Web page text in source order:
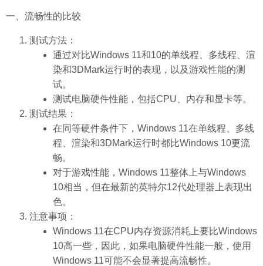
一、流畅性的比较
测试方法：
通过对比Windows 11和10的单线程、多线程、渲
染和3DMark运行时的表现，以及游戏性能的测
试。
测试电脑硬件性能，包括CPU、内存和显卡等。
测试结果：
在同等硬件条件下，Windows 11在单线程、多线
程、渲染和3DMark运行时都比Windows 10更流
畅。
对于游戏性能，Windows 11整体上与Windows
10相当，但在最新的英特尔12代处理器上表现出
色。
注意事项：
Windows 11在CPU内存资源消耗上要比Windows
10高一些，因此，如果电脑硬件性能一般，使用
Windows 11可能不会显著提高流畅性。